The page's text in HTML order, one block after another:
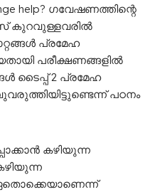
help? ഗവേഷണത്തിന്റെ
കുറവുള്ളവരിൽ
പ്രമേഹ
പരീക്ഷണങ്ങളില്‍
ടൈപ്പ് 2 പ്രമേഹ
പഠനം
കഴിയുന്ന
ഏതൊക്കെയാണെന്ന്